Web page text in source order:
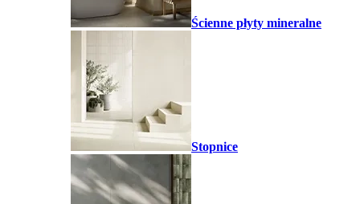
Ścienne płyty mineralne
Stopnice